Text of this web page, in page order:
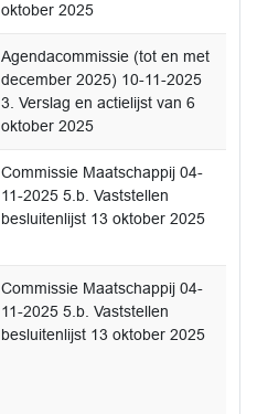
oktober 2025
Agendacommissie (tot en met
december 2025) 10-11-2025
3. Verslag en actielijst van 6
oktober 2025
Commissie Maatschappij 04-
11-2025 5.b. Vaststellen
besluitenlijst 13 oktober 2025
Commissie Maatschappij 04-
11-2025 5.b. Vaststellen
besluitenlijst 13 oktober 2025